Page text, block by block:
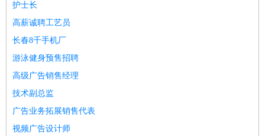
护士长
高薪诚聘工艺员
长春8千手机厂
游泳健身预售招聘
高级广告销售经理
技术副总监
广告业务拓展销售代表
视频广告设计师